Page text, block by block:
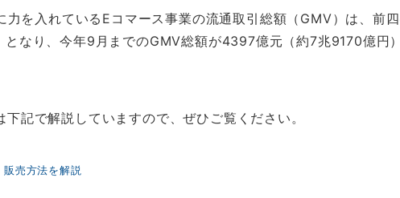
を入れているEコマース事業の流通取引総額（GMV）は、前
なり、今年9月までのGMV総額が4397億元（約7兆9170億円
記で解説していますので、ぜひご覧ください。
売方法を解説